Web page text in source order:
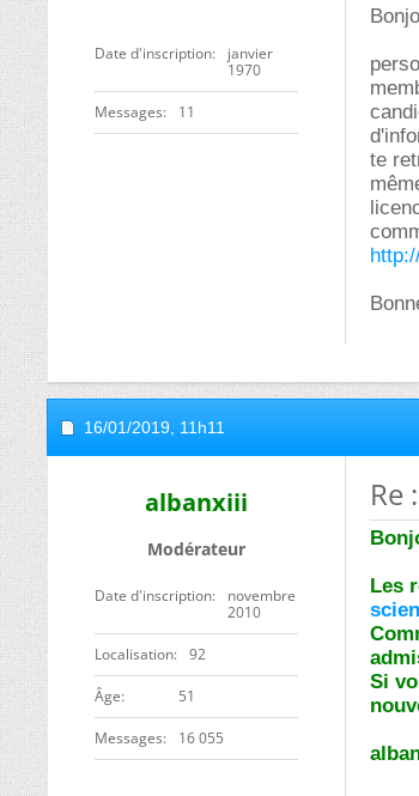
Date d'inscription
janvier
1970
Messages 11
te
16/01/2019, 11h11
albanxiii
Modérateur
Date d'inscription
novembre
2010
Localisation 92
ge 51
Messages 16 055
Re
Les
Si